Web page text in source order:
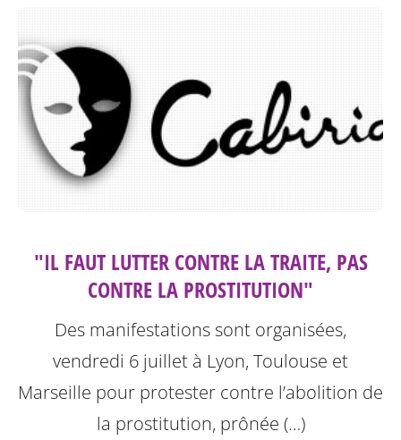
"IL FAUT LUTTER CONTRE LA TRAITE, PAS
CONTRE LA PROSTITUTION"
Des manifestations sont organisées,
vendredi 6 juillet à Lyon, Toulouse et
Marseille pour protester contre l’abolition de
la prostitution, prônée (…)